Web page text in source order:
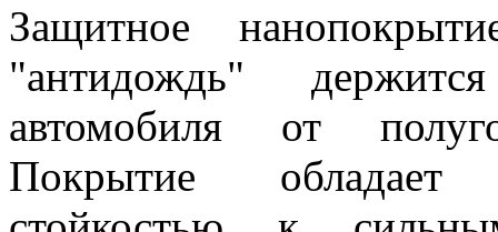
Защитное
"антидождь"
автомобиля от
Покрытие обладает